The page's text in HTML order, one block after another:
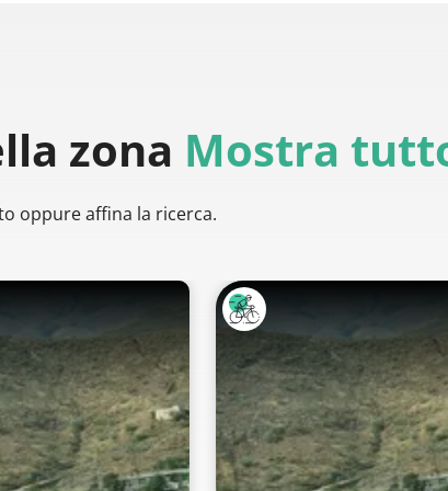
zona Mostra
oppure affina la ricerca.